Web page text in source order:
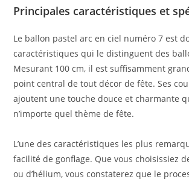
Principales caractéristiques et
Le ballon pastel arc en ciel numéro 7 est
caractéristiques qui le distinguent des
Mesurant 100 cm, il est suffisamment
point central de tout décor de fête. Ses
ajoutent une touche douce et charmante
n’importe quel thème de fête.
L’une des caractéristiques les plus
facilité de gonflage. Que vous choisissiez
ou d’hélium, vous constaterez que le